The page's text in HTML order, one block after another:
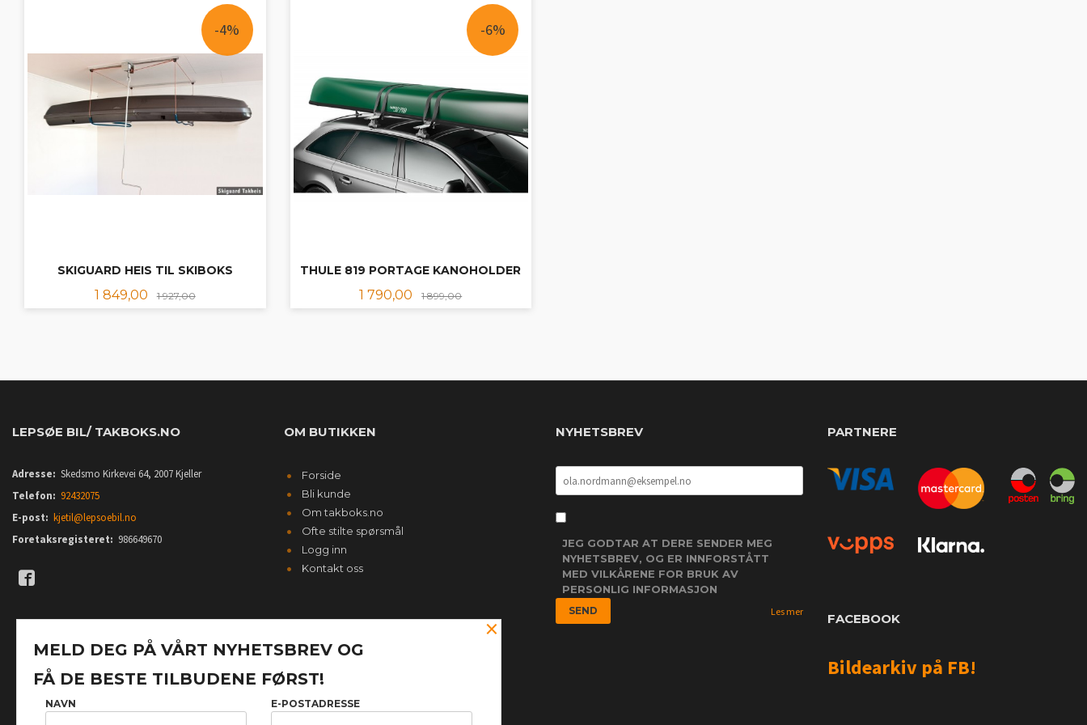
SKIGUARD HEIS TIL SKIBOKS
Tilbud
1 849,00 1 927,00Rabatt
-4%
THULE 819 PORTAGE KANOHOLDER
Tilbud
1 790,00 1 899,00Rabatt
-6%
LEPSØE BIL/ TAKBOKS.NO
Adresse: Skedsmo Kirkevei 64, 2007 Kjeller
Telefon: 92432075
E-post: kjetil@lepsoebil.no
Foretaksregisteret: 986649670
OM BUTIKKEN
Forside
Bli kunde
Om takboks.no
Ofte stilte spørsmål
Logg inn
Kontakt oss
NYHETSBREV
JEG GODTAR AT DERE SENDER MEG
NYHETSBREV, OG ER INNFORSTÅTT
MED VILKÅRENE FOR BRUK AV
PERSONLIG INFORMASJON
Les mer
PARTNERE
FACEBOOK
Bildearkiv på FB!
×
MELD DEG PÅ VÅRT NYHETSBREV OG
FÅ DE BESTE TILBUDENE FØRST!
NAVN E-POSTADRESSE